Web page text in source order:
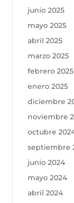
junio 2025
mayo 2025
abril 2025
marzo 2025
febrero 2025
enero 2025
diciembre
noviembre
octubre
septiembre
junio 2024
mayo 2024
abril 2024